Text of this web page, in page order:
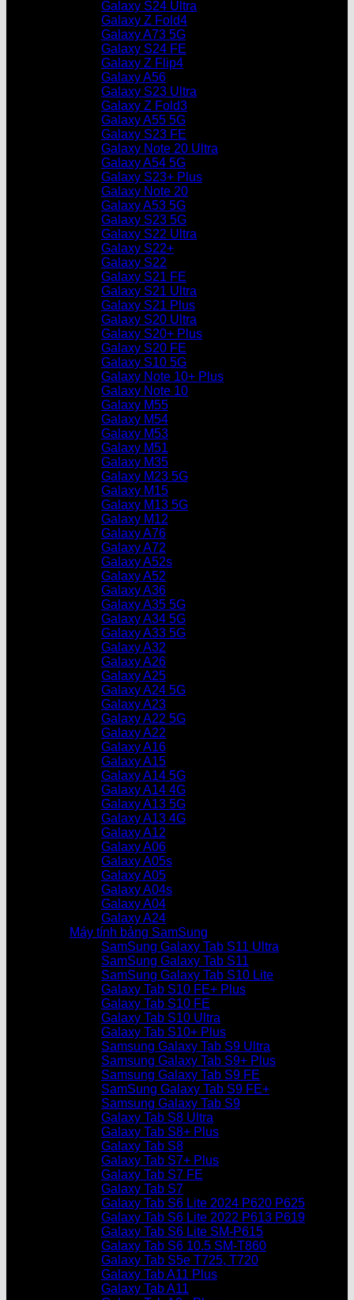
Galaxy S24 Ultra
Galaxy Z Fold4
Galaxy A73 5G
Galaxy S24 FE
Galaxy Z Flip4
Galaxy A56
Galaxy S23 Ultra
Galaxy Z Fold3
Galaxy A55 5G
Galaxy S23 FE
Galaxy Note 20 Ultra
Galaxy A54 5G
Galaxy S23+ Plus
Galaxy Note 20
Galaxy A53 5G
Galaxy S23 5G
Galaxy S22 Ultra
Galaxy S22+
Galaxy S22
Galaxy S21 FE
Galaxy S21 Ultra
Galaxy S21 Plus
Galaxy S20 Ultra
Galaxy S20+ Plus
Galaxy S20 FE
Galaxy S10 5G
Galaxy Note 10+ Plus
Galaxy Note 10
Galaxy M55
Galaxy M54
Galaxy M53
Galaxy M51
Galaxy M35
Galaxy M23 5G
Galaxy M15
Galaxy M13 5G
Galaxy M12
Galaxy A76
Galaxy A72
Galaxy A52s
Galaxy A52
Galaxy A36
Galaxy A35 5G
Galaxy A34 5G
Galaxy A33 5G
Galaxy A32
Galaxy A26
Galaxy A25
Galaxy A24 5G
Galaxy A23
Galaxy A22 5G
Galaxy A22
Galaxy A16
Galaxy A15
Galaxy A14 5G
Galaxy A14 4G
Galaxy A13 5G
Galaxy A13 4G
Galaxy A12
Galaxy A06
Galaxy A05s
Galaxy A05
Galaxy A04s
Galaxy A04
Galaxy A24
Máy tính bảng SamSung
SamSung Galaxy Tab S11 Ultra
SamSung Galaxy Tab S11
SamSung Galaxy Tab S10 Lite
Galaxy Tab S10 FE+ Plus
Galaxy Tab S10 FE
Galaxy Tab S10 Ultra
Galaxy Tab S10+ Plus
Samsung Galaxy Tab S9 Ultra
Samsung Galaxy Tab S9+ Plus
Samsung Galaxy Tab S9 FE
SamSung Galaxy Tab S9 FE+
Samsung Galaxy Tab S9
Galaxy Tab S8 Ultra
Galaxy Tab S8+ Plus
Galaxy Tab S8
Galaxy Tab S7+ Plus
Galaxy Tab S7 FE
Galaxy Tab S7
Galaxy Tab S6 Lite 2024 P620 P625
Galaxy Tab S6 Lite 2022 P613 P619
Galaxy Tab S6 Lite SM-P615
Galaxy Tab S6 10.5 SM-T860
Galaxy Tab S5e T725, T720
Galaxy Tab A11 Plus
Galaxy Tab A11